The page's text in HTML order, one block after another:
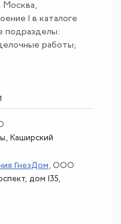
Москва,
1 в каталоге
подразделы:
работы;
Каширский
ГнезДом, ООО
дом 135,